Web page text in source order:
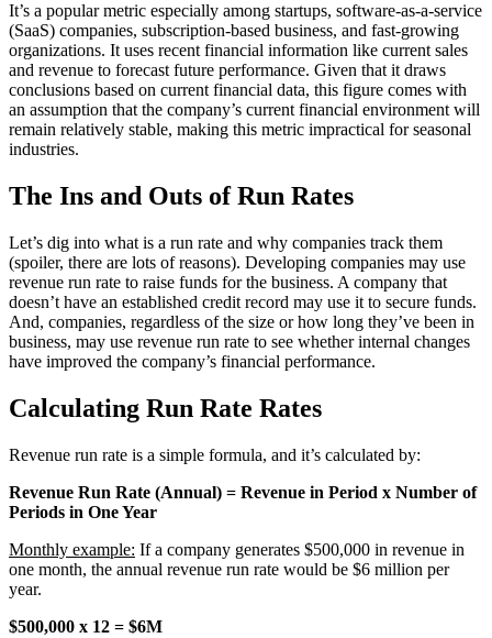
It’s a popular metric especially among startups, software-as-a-service
(SaaS) companies, subscription-based business, and fast-growing
organizations. It uses recent financial information like current sales
and revenue to forecast future performance. Given that it draws
conclusions based on current financial data, this figure comes with
an assumption that the company’s current financial environment will
remain relatively stable, making this metric impractical for seasonal
industries.
The Ins and Outs of Run Rates
Let’s dig into what is a run rate and why companies track them
(spoiler, there are lots of reasons). Developing companies may use
revenue run rate to raise funds for the business. A company that
doesn’t have an established credit record may use it to secure funds.
And, companies, regardless of the size or how long they’ve been in
business, may use revenue run rate to see whether internal changes
have improved the company’s financial performance.
Calculating Run Rate Rates
Revenue run rate is a simple formula, and it’s calculated by:
Revenue Run Rate (Annual) = Revenue in Period x Number of
Periods in One Year
Monthly example: If a company generates $500,000 in revenue in
one month, the annual revenue run rate would be $6 million per
year.
$500,000 x 12 = $6M